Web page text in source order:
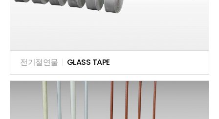
전기절연물 | GLASS TAPE